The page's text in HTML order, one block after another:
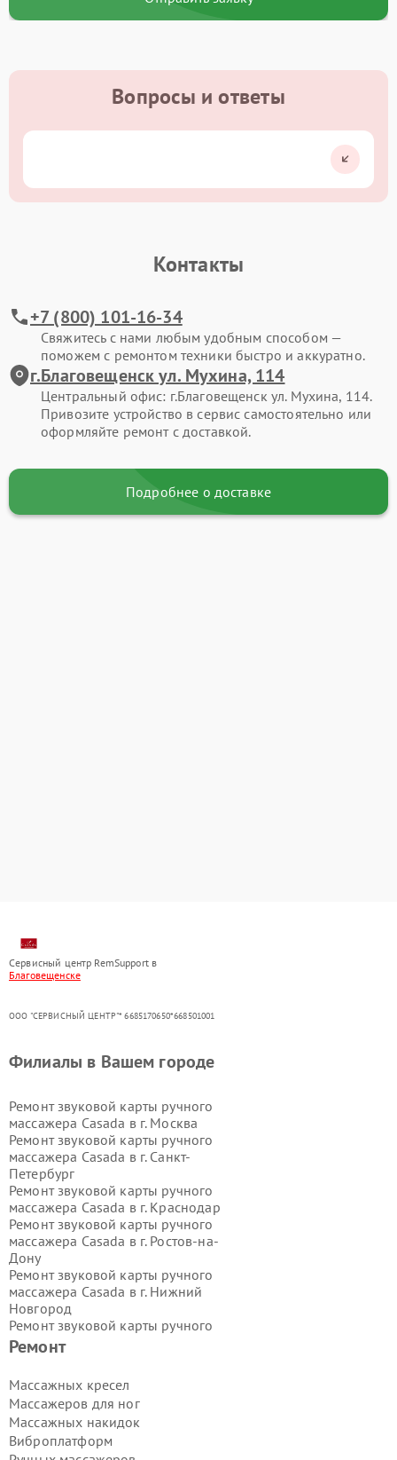
Вопросы и ответы
Контакты
+7 (800) 101-16-34
Свяжитесь с нами любым удобным способом —
поможем с ремонтом техники быстро и аккуратно.
г.Благовещенск ул. Мухина, 114
Центральный офис: г.Благовещенск ул. Мухина, 114.
Привозите устройство в сервис самостоятельно или
оформляйте ремонт с доставкой.
Подробнее о доставке
Сервисный центр RemSupport в
Благовещенске
ООО "СЕРВИСНЫЙ ЦЕНТР"* 6685170650*668501001
Ремонт
Массажных кресел
Массажеров для ног
Массажных накидок
Виброплатформ
Филиалы в Вашем городе
Ремонт звуковой карты ручного
массажера Casada в г. Москва
Ремонт звуковой карты ручного
массажера Casada в г. Санкт-
Петербург
Ремонт звуковой карты ручного
массажера Casada в г. Краснодар
Ремонт звуковой карты ручного
массажера Casada в г. Ростов-на-
Дону
Ремонт звуковой карты ручного
массажера Casada в г. Нижний
Новгород
Ремонт звуковой карты ручного
массажера Casada в г.
Ремонт звуковой карты ручного
Ремонт звуковой карты ручного
массажера Casada в г.
Ремонт звуковой карты ручного
массажера Casada в г.